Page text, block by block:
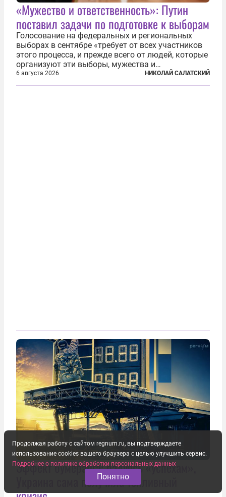
«Мужество и ответственность»: Путин
поставил задачи по подготовке к выборам
Голосование на федеральных и региональных
выборах в сентябре «требует от всех участников
этого процесса, и прежде всего от людей, которые
организуют эти выборы, мужества и
ответственного отношения к формированию
власти», — подчеркнул президент Владимир Путин
6 августа 2026 НИКОЛАЙ САЛАТСКИЙ
Эффект бумеранга: радуясь «успехам»,
Украина сама получила топливный
Продолжая работу с сайтом regnum.ru, вы подтверждаете
использование cookies вашего браузера с целью улучшить сервис.
Подробнее о политике обработки персональных данных
Понятно